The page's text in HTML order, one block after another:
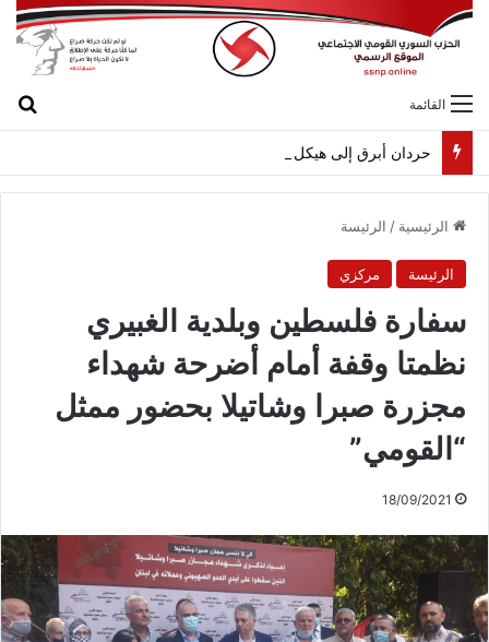
القائمة
حردان أبرق إلى هيكل مهنئاً بمناسبة عيد الجيش
الرئيسية / الرئيسة
الرئيسة مركزي
سفارة فلسطين وبلدية الغبيري
نظمتا وقفة أمام أضرحة شهداء
مجزرة صبرا وشاتيلا بحضور ممثل
“القومي”
18/09/2021